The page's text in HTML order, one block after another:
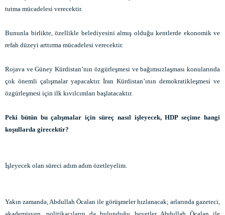
tutma mücadelesi verecektir.
Bununla birlikte, özellikle belediyesini almış olduğu kentlerde ekonomik ve
refah düzeyi arttırma mücadelesi verecektir.
Rojava ve Güney Kürdistan’nın özgürleşmesi ve bağımsızlaşması konularında
çok önemli çalışmalar yapacaktır. İran Kürdistan’ının demokratikleşmesi ve
özgürleşmesi için ilk kıvılcımları başlatacaktır.
Peki bütün bu çalışmalar için süreç nasıl işleyecek, HDP seçime hangi
koşullarda girecektir?
İşleyecek olan süreci adım adım özetleyelim.
Yakın zamanda, Abdullah Öcalan ile görüşmeler hızlanacak; arlarında gazeteci,